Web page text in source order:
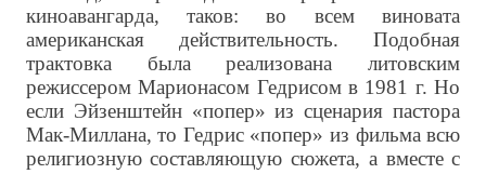
киноавангарда, таков: во всем виновата
американская действительность. Подобная
трактовка была реализована литовским
режиссером Марионасом Гедрисом в 1981 г. Но
если Эйзенштейн «попер» из сценария пастора
Мак-Миллана, то Гедрис «попер» из фильма всю
религиозную составляющую сюжета, а вместе с